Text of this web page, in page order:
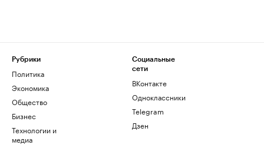
Рубрики
Политика
Экономика
Общество
Бизнес
Технологии и
медиа
Социальные
сети
ВКонтакте
Одноклассники
Telegram
Дзен